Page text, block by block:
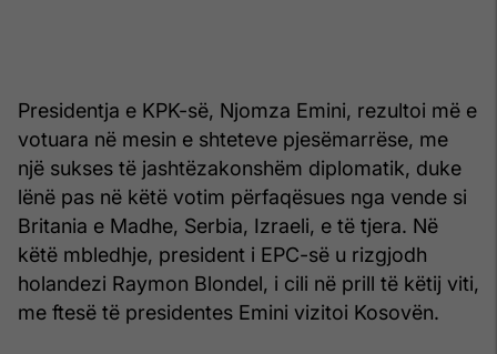
Presidentja e KPK-së, Njomza Emini, rezultoi më e
votuara në mesin e shteteve pjesëmarrëse, me
një sukses të jashtëzakonshëm diplomatik, duke
lënë pas në këtë votim përfaqësues nga vende si
Britania e Madhe, Serbia, Izraeli, e të tjera. Në
këtë mbledhje, president i EPC-së u rizgjodh
holandezi Raymon Blondel, i cili në prill të këtij viti,
me ftesë të presidentes Emini vizitoi Kosovën.